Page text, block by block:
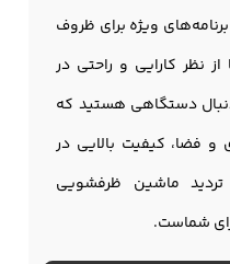
ویژه برای ظروف
نظر کارایی و راحتی در
دنبال دستگاهی هستید که
و فضا، کیفیت بالایی در
ماشین ظرفشویی